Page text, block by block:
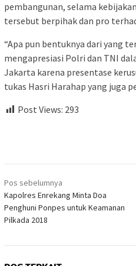
pembangunan, selama
tersebut berpihak dan pro
“Apa pun bentuknya dari yang
mengapresiasi Polri dan TNI
Jakarta karena presentase
tukas Hasri Harahap yang juga
Post Views: 293
Navigasi
pos
Pos sebelumnya
Kapolres Enrekang Minta Doa
Penghuni Ponpes untuk Keamanan
Pilkada 2018